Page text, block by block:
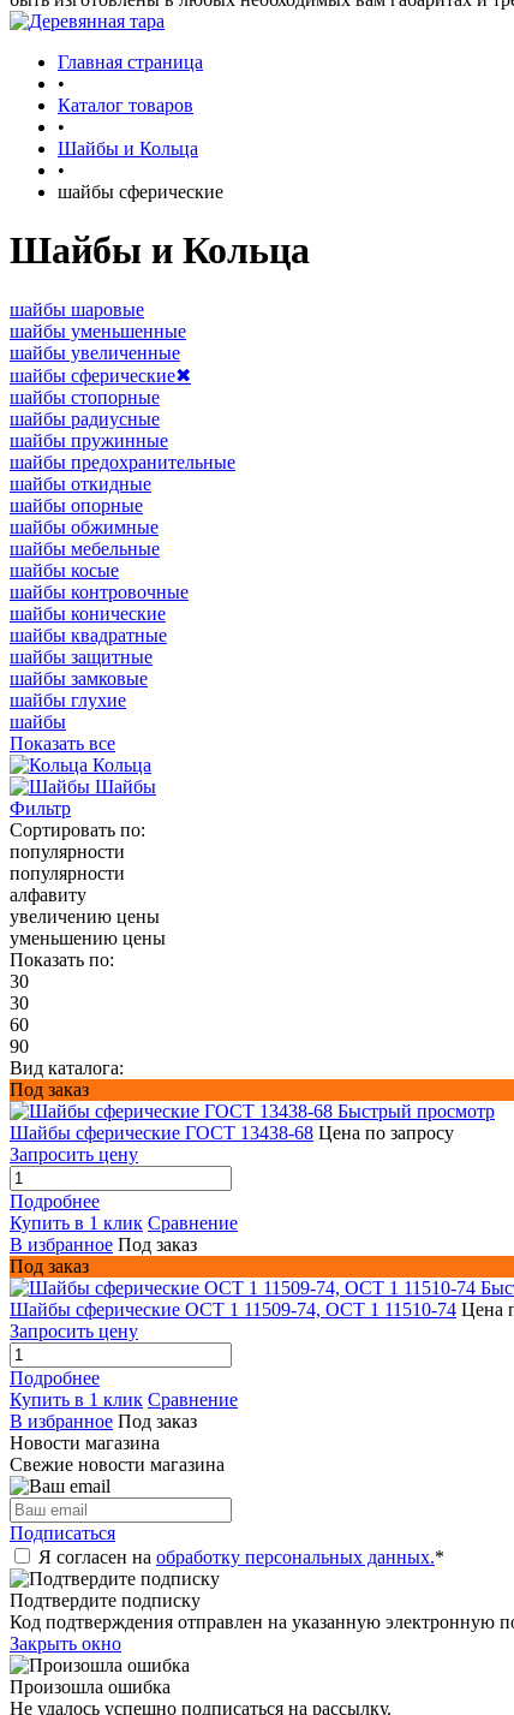
Главная страница
•
Каталог товаров
•
Шайбы и Кольца
•
шайбы сферические
Шайбы и Кольца
шайбы шаровые
шайбы уменьшенные
шайбы увеличенные
шайбы сферические✖
шайбы стопорные
шайбы радиусные
шайбы пружинные
шайбы предохранительные
шайбы откидные
шайбы опорные
шайбы обжимные
шайбы мебельные
шайбы косые
шайбы контровочные
шайбы конические
шайбы квадратные
шайбы защитные
шайбы замковые
шайбы глухие
шайбы
Показать все
Кольца
Шайбы
Фильтр
Сортировать по:
популярности
популярности
алфавиту
увеличению цены
уменьшению цены
Показать по:
30
30
60
90
Вид каталога:
Под заказ
Быстрый просмотр
Шайбы сферические ГОСТ 13438-68 Цена по запросу
Запросить цену
Подробнее
Купить в 1 клик Сравнение
В избранное Под заказ
Под заказ
Шайбы сферические ОСТ 1 11509-74, ОСТ 1 11510-74 Цена
Запросить цену
Подробнее
Купить в 1 клик Сравнение
В избранное Под заказ
Новости магазина
Свежие новости магазина
Подписаться
Я согласен на обработку персональных данных.*
Подтвердите подписку
Код подтверждения отправлен на указанную электронную
Закрыть окно
Произошла ошибка
Не удалось успешно подписаться на рассылку.